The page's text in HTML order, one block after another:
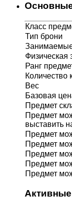
Класс
Тип брони
Физическая
Ранг
Количество
Вес
Базовая
Предмет
Предмет
выставить
Предмет
Предмет
Предмет
Предмет
Предмет